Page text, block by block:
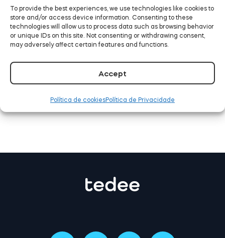
To provide the best experiences, we use technologies like cookies to
store and/or access device information. Consenting to these
technologies will allow us to process data such as browsing behavior
or unique IDs on this site. Not consenting or withdrawing consent,
may adversely affect certain features and functions.
Accept
Política de cookiesPolítica de Privacidade
Tedee já funciona com o
Samsung SmartThings